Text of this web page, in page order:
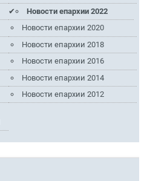
Новости епархии 2022
Новости епархии 2020
Новости епархии 2018
Новости епархии 2016
Новости епархии 2014
Новости епархии 2012